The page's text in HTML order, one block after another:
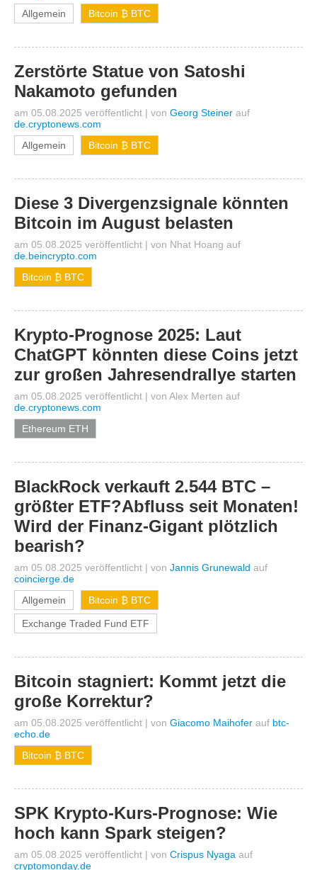
Allgemein
Bitcoin ₿ BTC
Zerstörte Statue von Satoshi
Nakamoto gefunden
am 05.08.2025 veröffentlicht | von Georg Steiner auf
de.cryptonews.com
Allgemein
Bitcoin ₿ BTC
Diese 3 Divergenzsignale könnten
Bitcoin im August belasten
am 05.08.2025 veröffentlicht | von Nhat Hoang auf
de.beincrypto.com
Bitcoin ₿ BTC
Krypto-Prognose 2025: Laut
ChatGPT könnten diese Coins jetzt
zur großen Jahresendrallye starten
am 05.08.2025 veröffentlicht | von Alex Merten auf
de.cryptonews.com
Ethereum ETH
BlackRock verkauft 2.544 BTC –
größter ETF?Abfluss seit Monaten!
Wird der Finanz-Gigant plötzlich
bearish?
am 05.08.2025 veröffentlicht | von Jannis Grunewald auf
coincierge.de
Allgemein
Bitcoin ₿ BTC
Exchange Traded Fund ETF
Bitcoin stagniert: Kommt jetzt die
große Korrektur?
am 05.08.2025 veröffentlicht | von Giacomo Maihofer auf btc-
echo.de
Bitcoin ₿ BTC
SPK Krypto-Kurs-Prognose: Wie
hoch kann Spark steigen?
am 05.08.2025 veröffentlicht | von Crispus Nyaga auf
cryptomonday.de